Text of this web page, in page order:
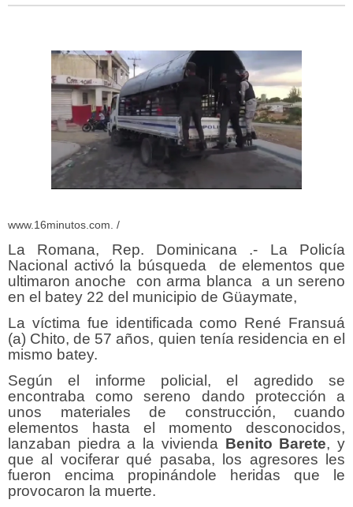
www.16minutos.com. /
La Romana, Rep. Dominicana .- La Policía
Nacional activó la búsqueda de elementos que
ultimaron anoche con arma blanca a un sereno
en el batey 22 del municipio de Güaymate,
La víctima fue identificada como René Fransuá
(a) Chito, de 57 años, quien tenía residencia en el
mismo batey.
Según el informe policial, el agredido se
encontraba como sereno dando protección a
unos materiales de construcción, cuando
elementos hasta el momento desconocidos,
lanzaban piedra a la vivienda Benito Barete, y
que al vociferar qué pasaba, los agresores les
fueron encima propinándole heridas que le
provocaron la muerte.